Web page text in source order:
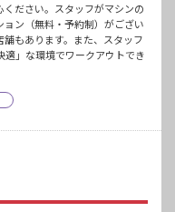
ださい。スタッフがマシンの
ン（無料・予約制）がござい
もあります。また、スタッフ
」な環境でワークアウトでき